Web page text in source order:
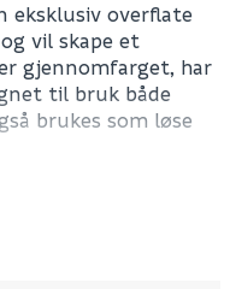
eksklusiv overflate
vil skape et
gjennomfarget, har
til bruk både
brukes som løse
m².